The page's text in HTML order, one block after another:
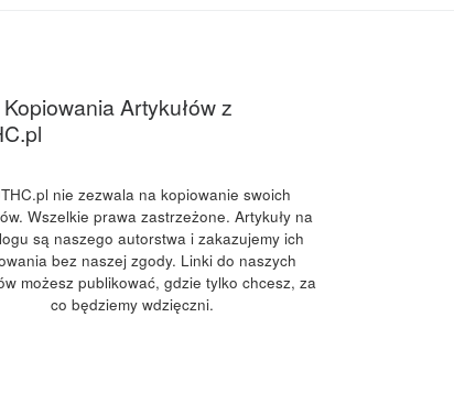
Artykułów z
nie zezwala na kopiowanie swoich
Wszelkie prawa zastrzeżone. Artykuły na
są naszego autorstwa i zakazujemy ich
bez naszej zgody. Linki do naszych
możesz publikować, gdzie tylko chcesz, za
co będziemy wdzięczni.